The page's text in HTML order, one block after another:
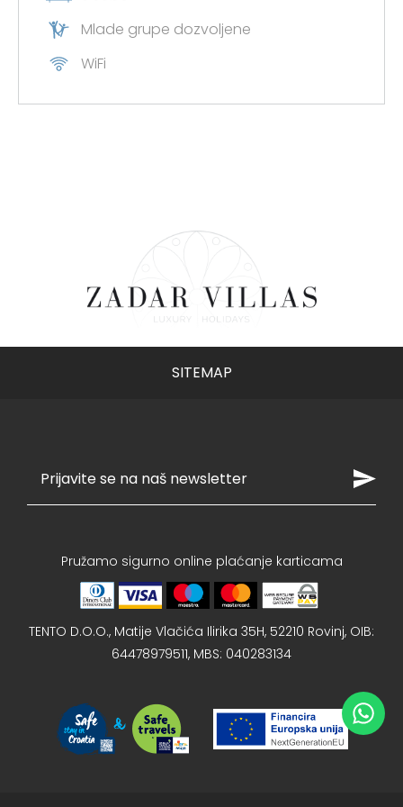
Mlade grupe dozvoljene
WiFi
SITEMAP
Pružamo sigurno online plaćanje karticama
TENTO D.O.O., Matije Vlačića Ilirika 35H, 52210 Rovinj, OIB:
64478979511, MBS: 040283134